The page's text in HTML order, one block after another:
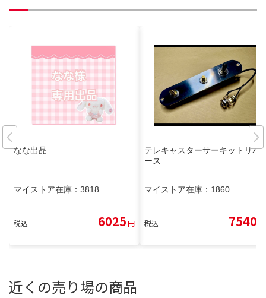
なな出品
マイストア在庫： 3818
税込 6025円
テレキャスターサーキットリバ
ース
マイストア在庫： 1860
税込 7540
近くの売り場の商品